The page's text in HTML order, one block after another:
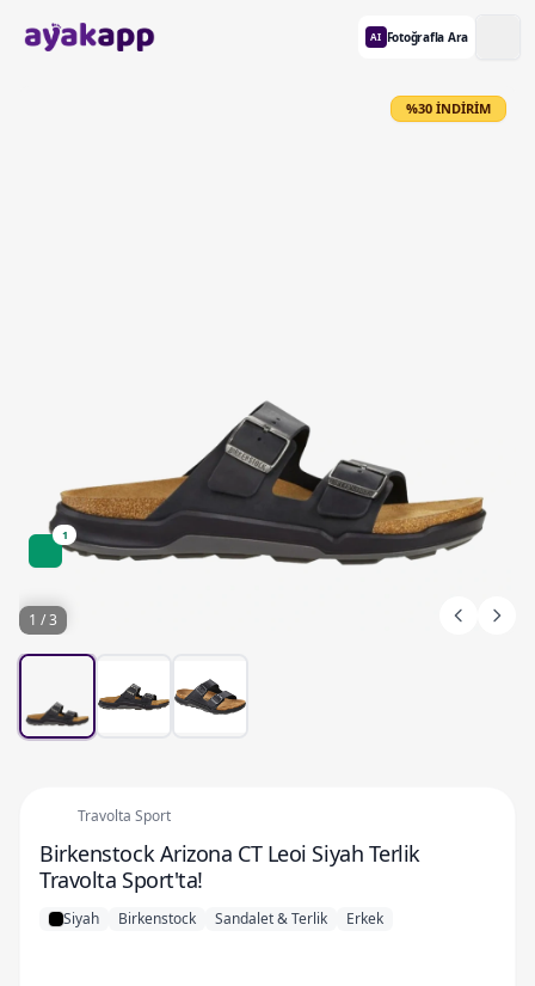
AI Fotoğrafla Ara
%30 İNDİRİM
1
1 / 3
Travolta Sport
Birkenstock Arizona CT Leoi Siyah Terlik
Travolta Sport'ta!
Siyah Birkenstock Sandalet & Terlik Erkek